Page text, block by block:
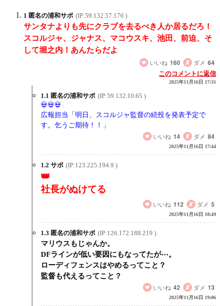
1 匿名の浦和サポ (IP:59.132.57.176 )
サンタナよりも先にクラブを去るべき人か居るだろ！
スコルジャ、ジャナス、マコウスキ、池田、前迫、そ
して堀之内！あんたらだよ
いいね 160 ダメ 64
このコメントに返信
2025年11月16日 17:31
1.1 匿名の浦和サポ (IP:59.132.10.65 )
広報担当「明日、スコルジャ監督の続投を発表予定で
す。乞うご期待！！」
いいね 14 ダメ 84
2025年11月16日 17:44
1.2 サポ (IP:123.225.194.9 )
社長がぬけてる
いいね 112 ダメ 5
2025年11月16日 18:49
1.3 匿名の浦和サポ (IP:126.172.188.219 )
マリウスもじゃんか。
DFラインが低い要因にもなってたが⋯。
ローディフェンスはやめるってこと？
監督も代えるってこと？
いいね 42 ダメ 13
2025年11月16日 19:06